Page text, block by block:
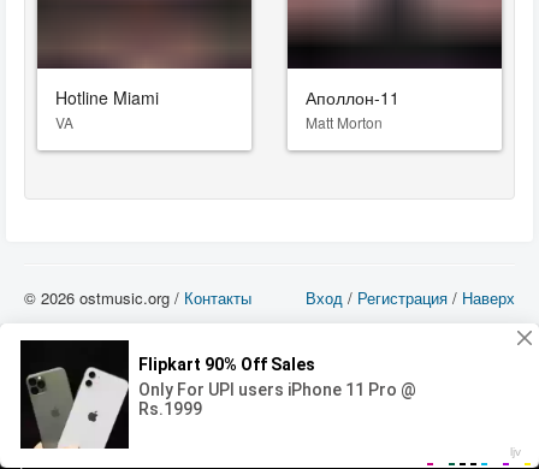
Error loading media: File could not be played 00:00
Hotline Miami
VA
Аполлон-11
Matt Morton
Вход / Регистрация / Наверх
© 2026 ostmusic.org / Контакты
можете использовать такие материалы только в том в случае, если
использование производится с ознакомительными целями - для прочих целей
вы должны приобрести лицензионную запись.